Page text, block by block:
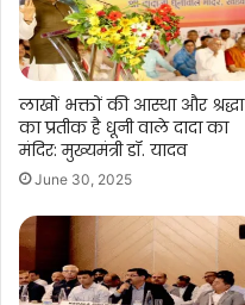
लाखों भक्तों की आस्था और श्रद्धा
का प्रतीक है धूनी वाले दादा का
मंदिर: मुख्यमंत्री डॉ. यादव
June 30, 2025